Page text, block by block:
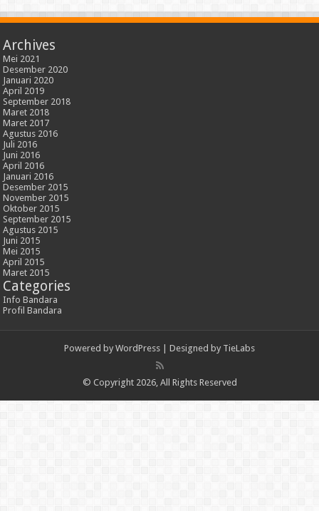
Archives
Mei 2021
Desember 2020
Januari 2020
April 2019
September 2018
Maret 2018
Maret 2017
Agustus 2016
Juli 2016
Juni 2016
April 2016
Januari 2016
Desember 2015
November 2015
Oktober 2015
September 2015
Agustus 2015
Juni 2015
Mei 2015
April 2015
Maret 2015
Categories
Info Bandara
Profil Bandara
Powered by WordPress | Designed by TieLabs
© Copyright 2026, All Rights Reserved